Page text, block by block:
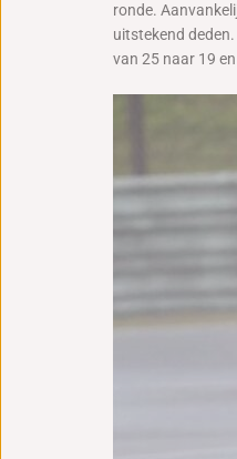
ronde.
uitstekend
van 25 naar 19